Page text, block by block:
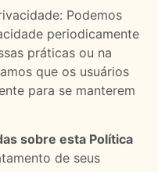
Podemos
periodicamente
práticas ou na
que os usuários
para se manterem
sobre esta Política
de seus